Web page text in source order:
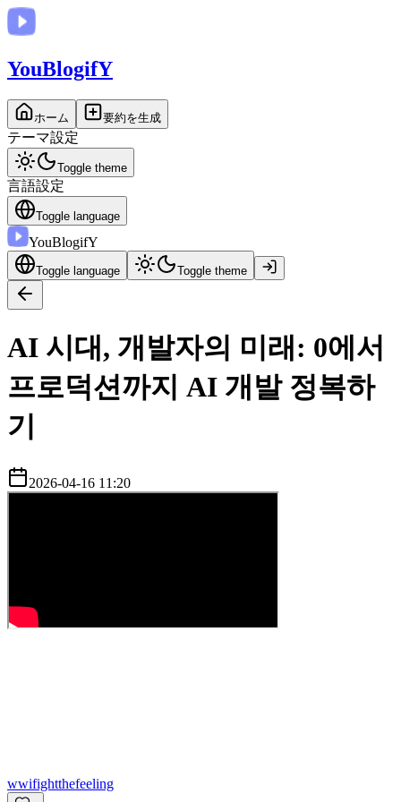
YouBlogifY
ホーム 要約を生成
テーマ設定
Toggle theme
言語設定
Toggle language
YouBlogifY
Toggle language Toggle theme
AI 시대, 개발자의 미래: 0에서
프로덕션까지 AI 개발 정복하
기
2026-04-16 11:20
wwifightthefeeling